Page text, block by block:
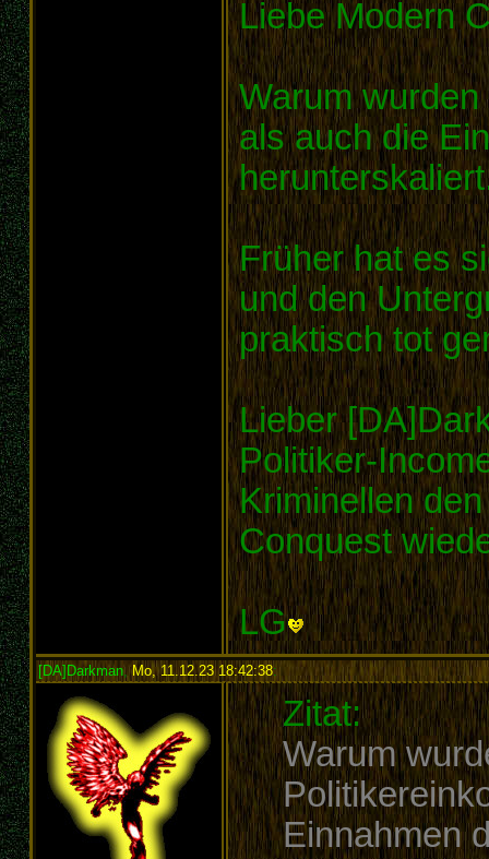
Liebe Modern
Warum
als auch die
Früher hat es
und den
praktisch tot
Lieber
Politiker-
Kriminellen
Conquest
LG
[DA]Darkman,Mo, 11.12.23 18:42:38:
Zitat:
Warum
Einnahmen